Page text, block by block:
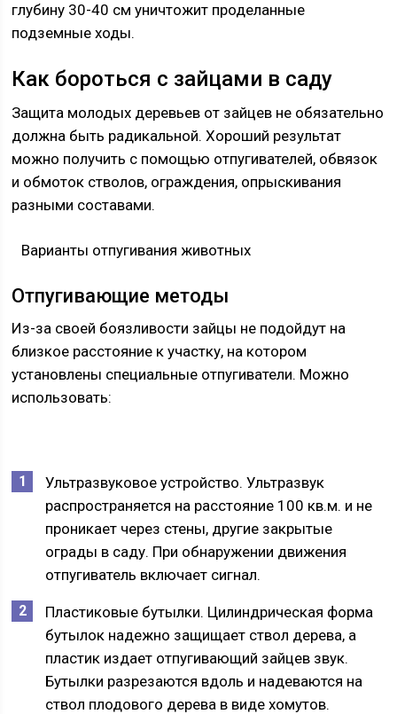
глубину 30-40 см уничтожит проделанные
подземные ходы.
Как бороться с зайцами в саду
Защита молодых деревьев от зайцев не обязательно
должна быть радикальной. Хороший результат
можно получить с помощью отпугивателей, обвязок
и обмоток стволов, ограждения, опрыскивания
разными составами.
Варианты отпугивания животных
Отпугивающие методы
Из-за своей боязливости зайцы не подойдут на
близкое расстояние к участку, на котором
установлены специальные отпугиватели. Можно
использовать:
Ультразвуковое устройство. Ультразвук
распространяется на расстояние 100 кв.м. и не
проникает через стены, другие закрытые
ограды в саду. При обнаружении движения
отпугиватель включает сигнал.
Пластиковые бутылки. Цилиндрическая форма
бутылок надежно защищает ствол дерева, а
пластик издает отпугивающий зайцев звук.
Бутылки разрезаются вдоль и надеваются на
ствол плодового дерева в виде хомутов.